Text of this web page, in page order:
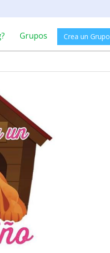
Grupos Crea un Grupo